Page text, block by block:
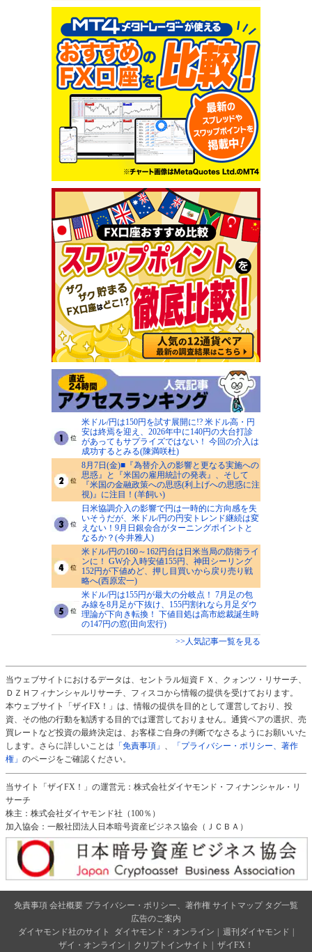
米ドル/円は150円を試す展開に!? 米ドル高・円
安は終焉を迎え、2026年中に140円の大台打診
があってもサプライズではない！ 今回の介入は
成功するとみる(陳満咲杜)
8月7日(金)■『為替介入の影響と更なる実施への
思惑』と『米国の雇用統計の発表』、そして
『米国の金融政策への思惑(利上げへの思惑に注
視)』に注目！(羊飼い)
日米協調介入の影響で円は一時的に方向感を失
いそうだが、米ドル/円の円安トレンド継続は変
えない！9月日銀会合がターニングポイントと
なるか？(今井雅人)
米ドル/円の160～162円台は日米当局の防衛ライ
ンに！ GW介入時安値155円、神田シーリング
152円が下値めど、押し目買いから戻り売り戦
略へ(西原宏一)
米ドル/円は155円が最大の分岐点！ 7月足の包
み線を8月足が下抜け、155円割れなら月足ダウ
理論が下向き転換！ 下値目処は高市総裁誕生時
の147円の窓(田向宏行)
>>人気記事一覧を見る
当ウェブサイトにおけるデータは、セントラル短資ＦＸ、クォンツ・リサーチ、
ＤＺＨフィナンシャルリサーチ、フィスコから情報の提供を受けております。
本ウェブサイト「ザイFX！」は、情報の提供を目的として運営しており、投
資、その他の行動を勧誘する目的では運営しておりません。通貨ペアの選択、売
買レートなど投資の最終決定は、お客様ご自身の判断でなさるようにお願いいた
します。さらに詳しいことは 「免責事項」 、
「プライバシー・ポリシー、著作
権」 のページをご確認ください。
当サイト「ザイFX！」の運営元：株式会社ダイヤモンド・フィナンシャル・リ
サーチ
株主：株式会社ダイヤモンド社（100％）
加入協会：一般社団法人日本暗号資産ビジネス協会（ＪＣＢＡ）
免責事項 会社概要 プライバシー・ポリシー、著作権 サイトマップ タグ一覧
広告のご案内
ダイヤモンド社のサイト
ダイヤモンド・オンライン | 週刊ダイヤモンド |
ザイ・オンライン | クリプトインサイト | ザイFX！